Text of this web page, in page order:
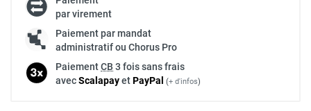
par virement
Paiement par mandat
administratif ou Chorus Pro
PaiementCB 3 fois sans frais
avecScalapayetPayPal (+ d'infos)